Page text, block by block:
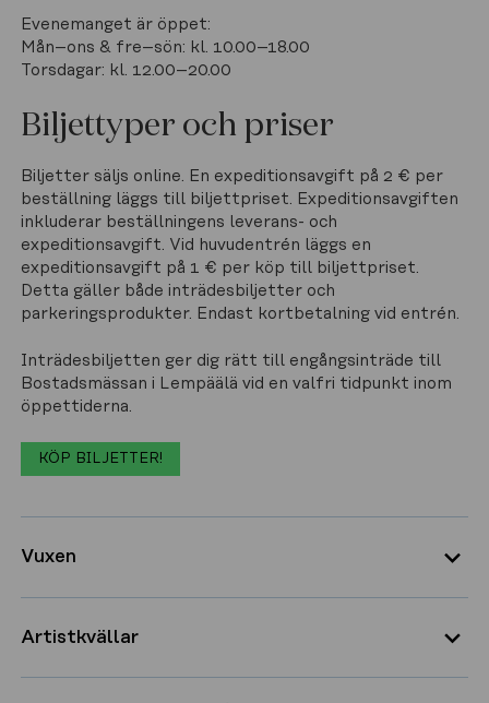
Evenemanget är öppet:
Mån–ons & fre–sön: kl. 10.00–18.00
Torsdagar: kl. 12.00–20.00
Biljettyper och priser
Biljetter säljs online. En expeditionsavgift på 2 € per
beställning läggs till biljettpriset. Expeditionsavgiften
inkluderar beställningens leverans- och
expeditionsavgift. Vid huvudentrén läggs en
expeditionsavgift på 1 € per köp till biljettpriset.
Detta gäller både inträdesbiljetter och
parkeringsprodukter. Endast kortbetalning vid entrén.
Inträdesbiljetten ger dig rätt till engångsinträde till
Bostadsmässan i Lempäälä vid en valfri tidpunkt inom
öppettiderna.
KÖP BILJETTER!
Vuxen
Artistkvällar